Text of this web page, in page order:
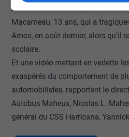
Le Ruban de Nathan, à la
Macameau, 13 ans, qui a
Amos, en août dernier, alors qu’il
scolaire.
Et une vidéo mettant en vedette
exaspérés du comportement de
automobilistes, rapportent le
Autobus Maheux, Nicolas L.
général du CSS Harricana,